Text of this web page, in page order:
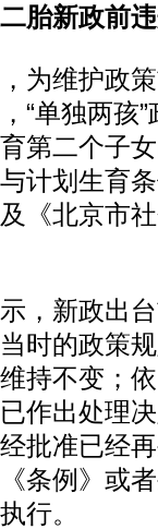
胎新政前
维护政策
“单独两孩
第二个子
与计划生育
《北京市
新政出台
时的政策
持不变；
作出处理
批准已经
条例》或
行。